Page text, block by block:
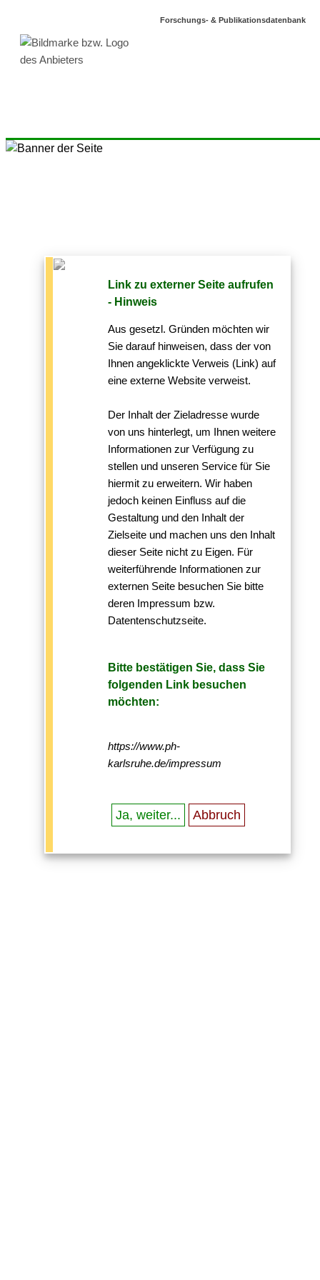
Forschungs- & Publikationsdatenbank
Link zu externer Seite aufrufen
- Hinweis
Aus gesetzl. Gründen möchten wir
Sie darauf hinweisen, dass der von
Ihnen angeklickte Verweis (Link) auf
eine externe Website verweist.
Der Inhalt der Zieladresse wurde
von uns hinterlegt, um Ihnen weitere
Informationen zur Verfügung zu
stellen und unseren Service für Sie
hiermit zu erweitern. Wir haben
jedoch keinen Einfluss auf die
Gestaltung und den Inhalt der
Zielseite und machen uns den Inhalt
dieser Seite nicht zu Eigen. Für
weiterführende Informationen zur
externen Seite besuchen Sie bitte
deren Impressum bzw.
Datentenschutzseite.
Bitte bestätigen Sie, dass Sie
folgenden Link besuchen
möchten:
https://www.ph-
karlsruhe.de/impressum
Ja, weiter... Abbruch